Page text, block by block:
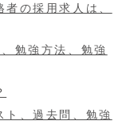
の採用求人は、
勉強方法、勉強
ト、過去問、勉強